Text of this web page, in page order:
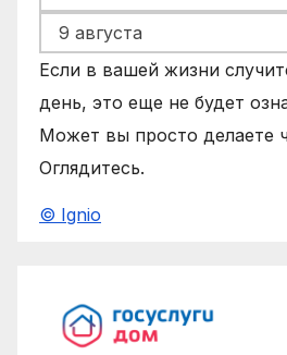
Если в вашей жизни
день, это еще не будет
Может вы просто делаете
Оглядитесь.
© Ignio